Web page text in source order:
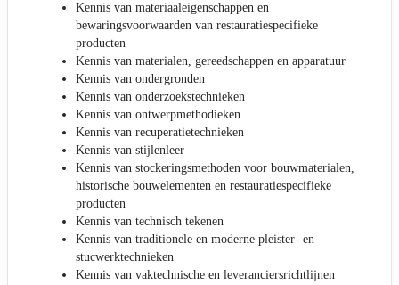
Kennis van materiaaleigenschappen en
bewaringsvoorwaarden van restauratiespecifieke
producten
Kennis van materialen, gereedschappen en apparatuur
Kennis van ondergronden
Kennis van onderzoekstechnieken
Kennis van ontwerpmethodieken
Kennis van recuperatietechnieken
Kennis van stijlenleer
Kennis van stockeringsmethoden voor bouwmaterialen,
historische bouwelementen en restauratiespecifieke
producten
Kennis van technisch tekenen
Kennis van traditionele en moderne pleister- en
stucwerktechnieken
Kennis van vaktechnische en leveranciersrichtlijnen